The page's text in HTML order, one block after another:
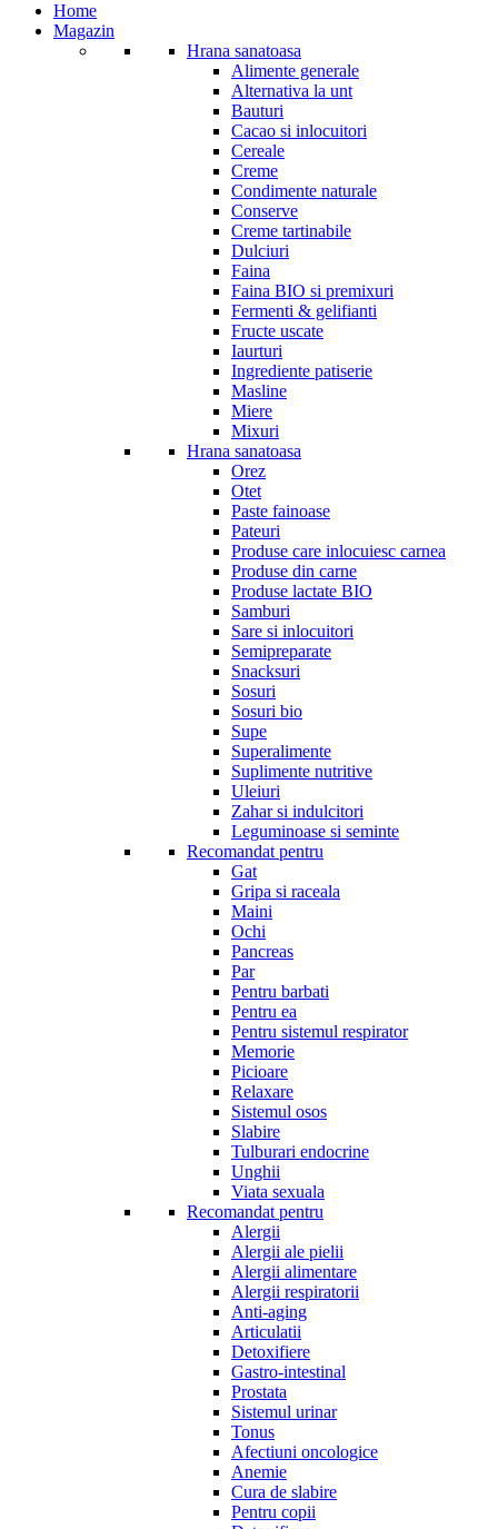
Home
Magazin
Hrana sanatoasa
Alimente generale
Alternativa la unt
Bauturi
Cacao si inlocuitori
Cereale
Creme
Condimente naturale
Conserve
Creme tartinabile
Dulciuri
Faina
Faina BIO si premixuri
Fermenti & gelifianti
Fructe uscate
Iaurturi
Ingrediente patiserie
Masline
Miere
Mixuri
Hrana sanatoasa
Orez
Otet
Paste fainoase
Pateuri
Produse care inlocuiesc carnea
Produse din carne
Produse lactate BIO
Samburi
Sare si inlocuitori
Semipreparate
Snacksuri
Sosuri
Sosuri bio
Supe
Superalimente
Suplimente nutritive
Uleiuri
Zahar si indulcitori
Leguminoase si seminte
Recomandat pentru
Gat
Gripa si raceala
Maini
Ochi
Pancreas
Par
Pentru barbati
Pentru ea
Pentru sistemul respirator
Memorie
Picioare
Relaxare
Sistemul osos
Slabire
Tulburari endocrine
Unghii
Viata sexuala
Recomandat pentru
Alergii
Alergii ale pielii
Alergii alimentare
Alergii respiratorii
Anti-aging
Articulatii
Detoxifiere
Gastro-intestinal
Prostata
Sistemul urinar
Tonus
Afectiuni oncologice
Anemie
Cura de slabire
Pentru copii